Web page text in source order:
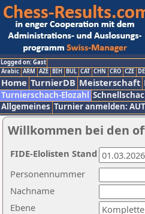
Logged on: Gast
Arabic ARM AZE BIH BUL CAT CHN CRO CZE
Home TurnierDB Meisterschaft
Turnierschach-Elozahl
Allgemeines Turnier anmelden: AUT
Willkommen bei den
Nachname
Ebene
Personennummer
FIDE-Elolisten Stand